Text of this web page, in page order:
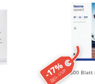
-17%
ggü. UVP 500 Blatt